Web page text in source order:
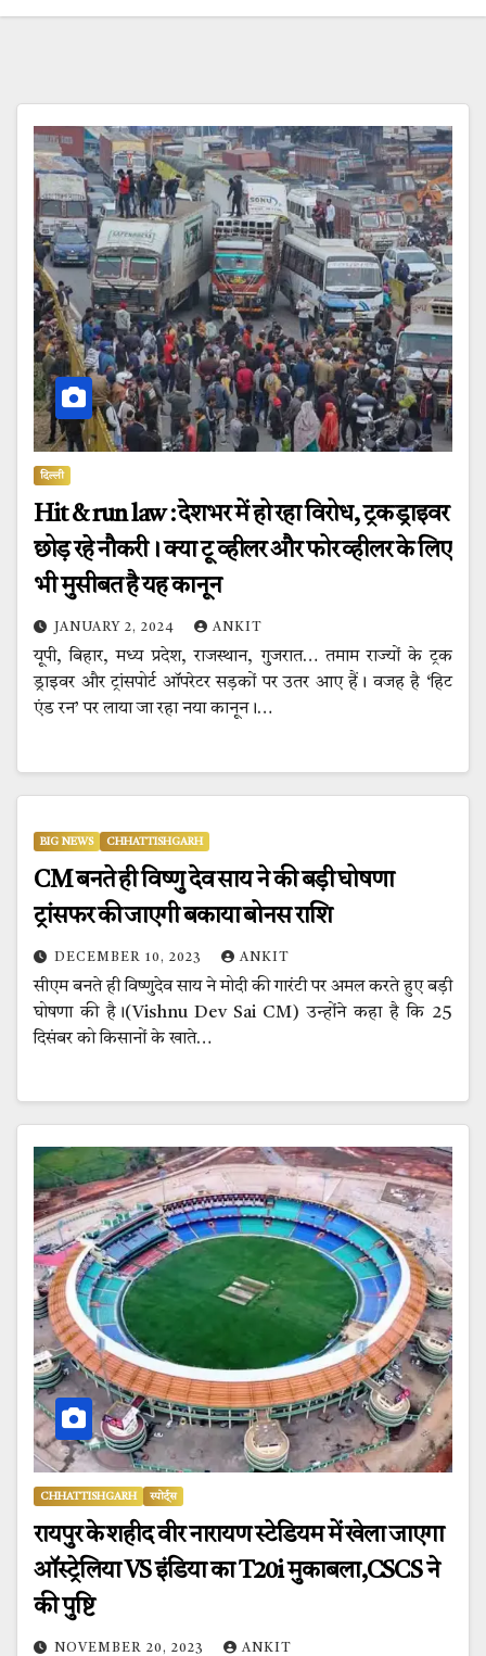
दिल्ली
Hit & run law : देशभर में हो रहा विरोध, ट्रक ड्राइवर
छोड़ रहे नौकरी। क्या टू व्हीलर और फोर व्हीलर के लिए
भी मुसीबत है यह कानून
JANUARY 2, 2024 ANKIT
यूपी, बिहार, मध्‍य प्रदेश, राजस्‍थान, गुजरात… तमाम राज्‍यों के ट्रक
ड्राइवर और ट्रांसपोर्ट ऑपरेटर सड़कों पर उतर आए हैं। वजह है ‘हिट
एंड रन’ पर लाया जा रहा नया कानून।…
BIG NEWS CHHATTISHGARH
CM बनते ही विष्णु देव साय ने की बड़ी घोषणा
ट्रांसफर की जाएगी बकाया बोनस राशि
DECEMBER 10, 2023 ANKIT
सीएम बनते ही विष्णुदेव साय ने मोदी की गारंटी पर अमल करते हुए बड़ी
घोषणा की है।(Vishnu Dev Sai CM) उन्होंने कहा है कि 25
दिसंबर को किसानों के खाते…
CHHATTISHGARH स्पोर्ट्स
रायपुर के शहीद वीर नारायण स्टेडियम में खेला जाएगा
ऑस्ट्रेलिया VS इंडिया का T20i मुकाबला,CSCS ने
की पुष्टि
NOVEMBER 20, 2023 ANKIT